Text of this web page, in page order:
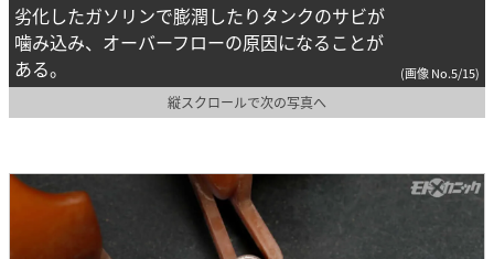
劣化したガソリンで膨潤したりタンクのサビが
噛み込み、オーバーフローの原因になることが
ある。
(画像 No.5/15)
縦スクロールで次の写真へ